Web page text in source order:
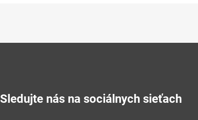
Sledujte nás na sociálnych sieťach